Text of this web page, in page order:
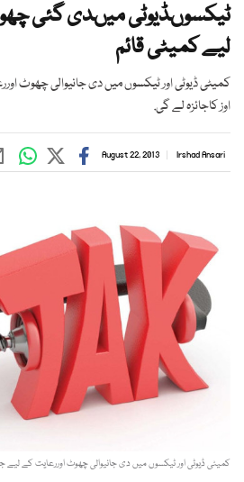
ٹیکسوںڈیوٹی میںدی گئی
لیے کمیٹی قائم
کمیٹی ڈیوٹی اور ٹیکسوں میں دی جانیوالی چھوٹ
اوز کاجائزہ لے گی.
Irshad Ansari
August 22, 2013
کمیٹی ڈیوٹی اور ٹیکسوں میں دی جانیوالی چھوٹ اوررعایت کے لیے